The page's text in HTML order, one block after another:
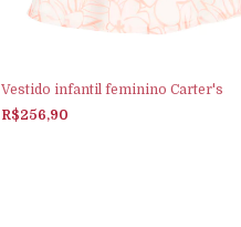
Vestido infantil feminino Carter's
R$256,90